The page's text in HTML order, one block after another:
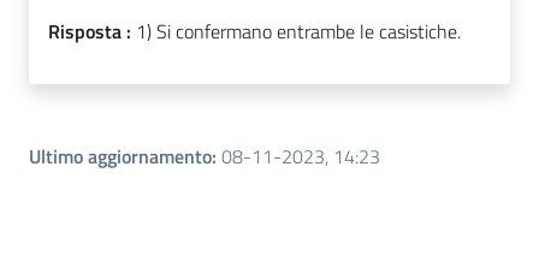
Risposta : 1) Si confermano entrambe le casistiche.
Ultimo aggiornamento: 08-11-2023, 14:23